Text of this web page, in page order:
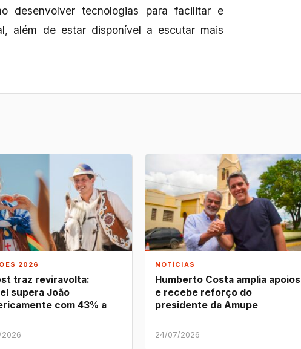
desenvolver tecnologias para facilitar e
além de estar disponível a escutar mais
2026
traz reviravolta:
supera João
com 43% a
NOTÍCIAS
Humberto Costa amplia apoios
e recebe reforço do
presidente da Amupe
24/07/2026